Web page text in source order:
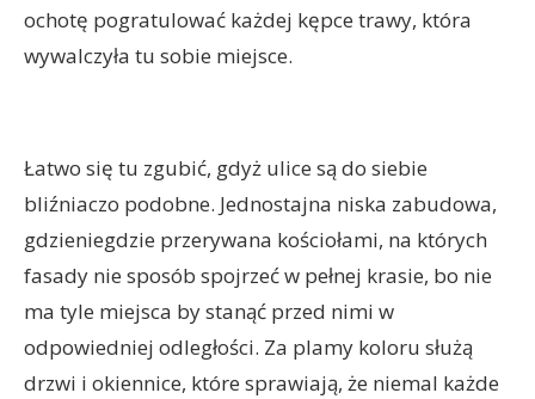
ochotę pogratulować każdej kępce trawy, która
wywalczyła tu sobie miejsce.
Łatwo się tu zgubić, gdyż ulice są do siebie
bliźniaczo podobne. Jednostajna niska zabudowa,
gdzieniegdzie przerywana kościołami, na których
fasady nie sposób spojrzeć w pełnej krasie, bo nie
ma tyle miejsca by stanąć przed nimi w
odpowiedniej odległości. Za plamy koloru służą
drzwi i okiennice, które sprawiają, że niemal każde